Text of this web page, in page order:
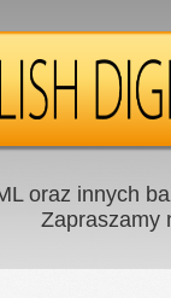
oraz innych
Zapraszamy